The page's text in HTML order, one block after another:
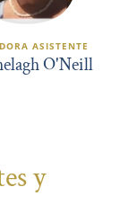
ASISTENTE
O'Neill
y